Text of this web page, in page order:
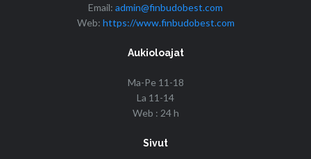
Email: admin@finbudobest.com
Web: https://www.finbudobest.com
Aukioloajat
Ma-Pe 11-18
La 11-14
Web : 24 h
Sivut